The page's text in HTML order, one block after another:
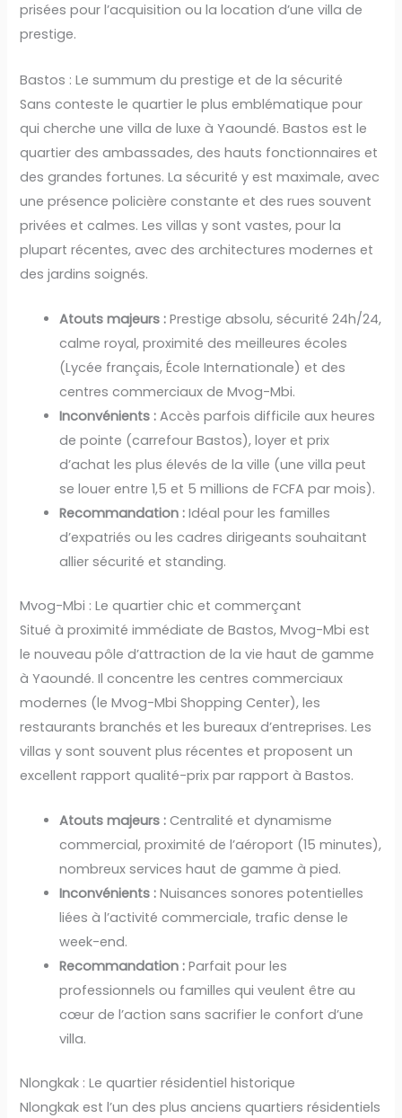
prisées pour l’acquisition ou la location d’une villa de
prestige.
Bastos : Le summum du prestige et de la sécurité
Sans conteste le quartier le plus emblématique pour
qui cherche une villa de luxe à Yaoundé. Bastos est le
quartier des ambassades, des hauts fonctionnaires et
des grandes fortunes. La sécurité y est maximale, avec
une présence policière constante et des rues souvent
privées et calmes. Les villas y sont vastes, pour la
plupart récentes, avec des architectures modernes et
des jardins soignés.
Atouts majeurs : Prestige absolu, sécurité 24h/24,
calme royal, proximité des meilleures écoles
(Lycée français, École Internationale) et des
centres commerciaux de Mvog-Mbi.
Inconvénients : Accès parfois difficile aux heures
de pointe (carrefour Bastos), loyer et prix
d’achat les plus élevés de la ville (une villa peut
se louer entre 1,5 et 5 millions de FCFA par mois).
Recommandation : Idéal pour les familles
d’expatriés ou les cadres dirigeants souhaitant
allier sécurité et standing.
Mvog-Mbi : Le quartier chic et commerçant
Situé à proximité immédiate de Bastos, Mvog-Mbi est
le nouveau pôle d’attraction de la vie haut de gamme
à Yaoundé. Il concentre les centres commerciaux
modernes (le Mvog-Mbi Shopping Center), les
restaurants branchés et les bureaux d’entreprises. Les
villas y sont souvent plus récentes et proposent un
excellent rapport qualité-prix par rapport à Bastos.
Atouts majeurs : Centralité et dynamisme
commercial, proximité de l’aéroport (15 minutes),
nombreux services haut de gamme à pied.
Inconvénients : Nuisances sonores potentielles
liées à l’activité commerciale, trafic dense le
week-end.
Recommandation : Parfait pour les
professionnels ou familles qui veulent être au
cœur de l’action sans sacrifier le confort d’une
villa.
Nlongkak : Le quartier résidentiel historique
Nlongkak est l’un des plus anciens quartiers résidentiels